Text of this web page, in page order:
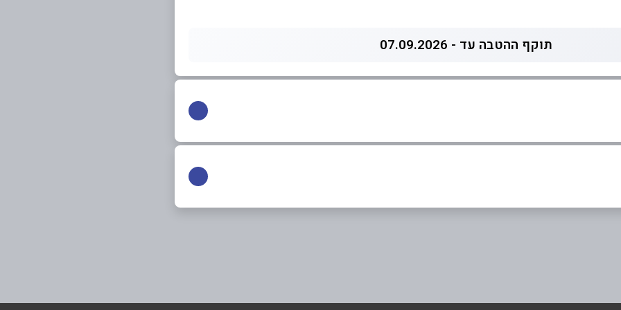
תוקף ההטבה עד - 07.09.2026